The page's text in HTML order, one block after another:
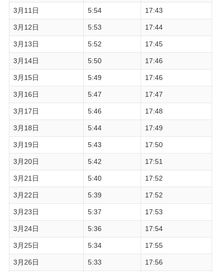
3月11日 5:54 17:43
3月12日 5:53 17:44
3月13日 5:52 17:45
3月14日 5:50 17:46
3月15日 5:49 17:46
3月16日 5:47 17:47
3月17日 5:46 17:48
3月18日 5:44 17:49
3月19日 5:43 17:50
3月20日 5:42 17:51
3月21日 5:40 17:52
3月22日 5:39 17:52
3月23日 5:37 17:53
3月24日 5:36 17:54
3月25日 5:34 17:55
3月26日 5:33 17:56